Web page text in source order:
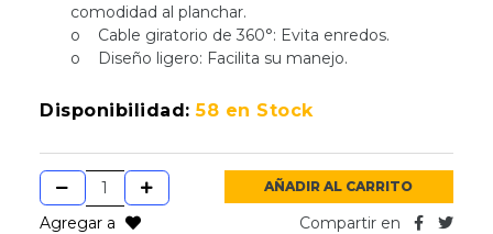
comodidad al planchar.
o Cable giratorio de 360°: Evita enredos.
o Diseño ligero: Facilita su manejo.
Disponibilidad:58 en Stock
AÑADIR AL CARRITO
Agregar a Compartir en